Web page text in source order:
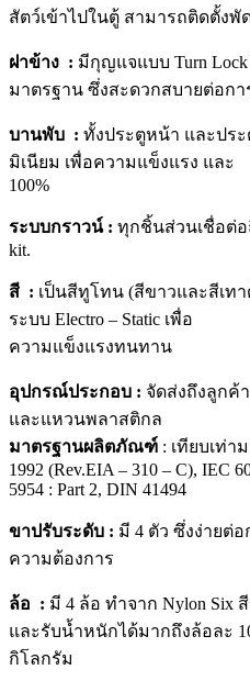
สัตว์เข้าไปในตู้ สามารถติดตั้ง
ฝาข้าง : มีกุญแจแบบ Turn
มาตรฐาน ซึ่งสะดวกสบายต่อกา
บานพับ : ทั้งประตูหน้า และปร
มิเนียม เพื่อความแข็งแรง แล
100%
ระบบกราวน์ : ทุกชิ้นส่วนเชื่อต่อ
kit.
สี : เป็นสีทูโทน (สีขาวและสีเทา
ระบบ Electro – Static เพื่อ
ความแข็งแรงทนทาน
อุปกรณ์ประกอบ : จัดส่งถึงลูกค้
และแหวนพลาสติกล
มาตรฐานผลิตภัณฑ์ : เทียบเท่า
1992 (Rev.EIA – 310 – C),
5954 : Part 2, DIN 41494
ขาปรับระดับ : มี 4 ตัว ซึ่งง่ายต่
ความต้องการ
ล้อ : มี 4 ล้อ ทำจาก Nylon Six
และรับน้ำหนักได้มากถึงล้อละ
กิโลกรัม